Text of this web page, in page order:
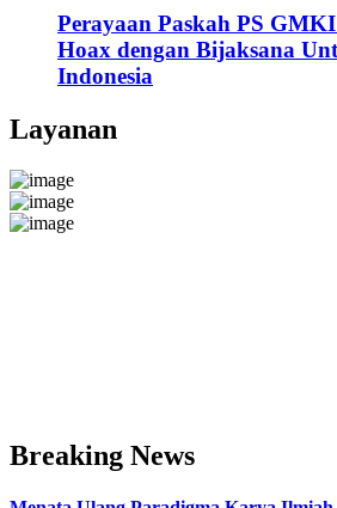
Perayaan Paskah PS
Hoax dengan Bijaksana
Indonesia
Layanan
Breaking News